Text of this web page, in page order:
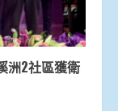
洲2社區獲衛